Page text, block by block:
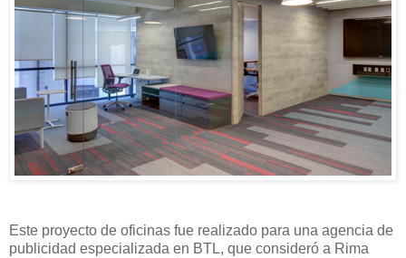
Este proyecto de oficinas fue realizado para una agencia de
publicidad especializada en BTL, que consideró a Rima